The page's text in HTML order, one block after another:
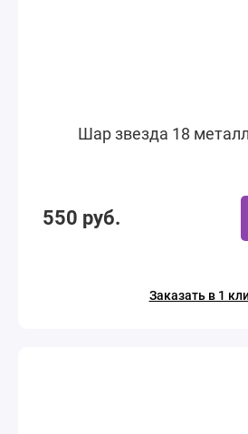
Шар звезда 18
550 руб.
Заказать в 1